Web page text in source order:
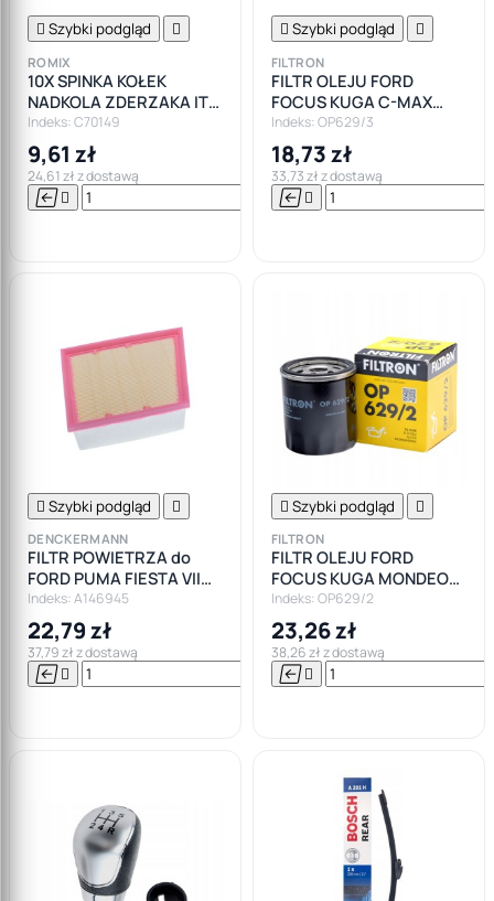
 Szybki podgląd 
ROMIX
10X SPINKA KOŁEK
NADKOLA ZDERZAKA ITD
OPEL FORD
Indeks: C70149
9,61 zł
24,61 zł z dostawą
  

 Szybki podgląd 
FILTRON
FILTR OLEJU FORD
FOCUS KUGA C-MAX
FIESTA 1.0 1.5 ECOBOOST
FILTRON
Indeks: OP629/3
18,73 zł
33,73 zł z dostawą
 
 Szybki podgląd 
DENCKERMANN
FILTR POWIETRZA do
FORD PUMA FIESTA VII
ECOSPORT
Indeks: A146945
22,79 zł
37,79 zł z dostawą
  

 Szybki podgląd 
FILTRON
FILTR OLEJU FORD
FOCUS KUGA MONDEO
S-MAX TRANSIT
BENZYNY FILTRON
Indeks: OP629/2
23,26 zł
38,26 zł z dostawą
 